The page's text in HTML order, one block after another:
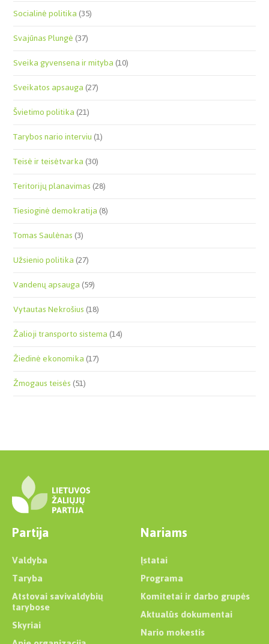
Socialinė politika(35)
Svajūnas Plungė(37)
Sveika gyvensena ir mityba(10)
Sveikatos apsauga(27)
Švietimo politika(21)
Tarybos nario interviu(1)
Teisė ir teisėtvarka(30)
Teritorijų planavimas(28)
Tiesioginė demokratija(8)
Tomas Saulėnas(3)
Užsienio politika(27)
Vandenų apsauga(59)
Vytautas Nekrošius(18)
Žalioji transporto sistema(14)
Žiedinė ekonomika(17)
Žmogaus teisės(51)
Partija
Valdyba
Taryba
Atstovai savivaldybių
tarybose
Skyriai
Nariams
Įstatai
Programa
Komitetai ir darbo grupės
Aktualūs dokumentai
Nario mokestis